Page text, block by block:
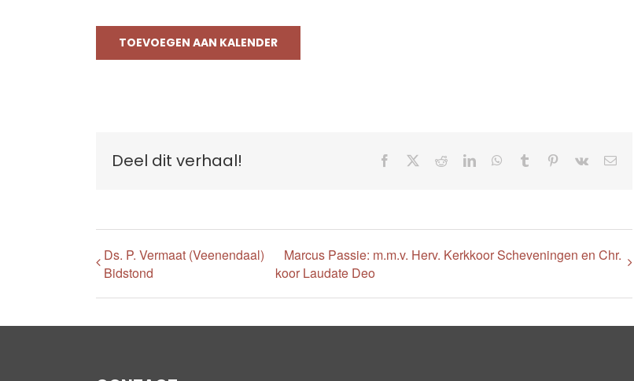
TOEVOEGEN AAN KALENDER
Deel dit verhaal! Facebook RedditLinkedInWhatsApp
Tumblr Pinterest
Vk
E-
Ds. P. Vermaat (Veenendaal)
Bidstond
Marcus Passie: m.m.v. Herv. Kerkkoor Scheveningen en Chr.
koor Laudate Deo